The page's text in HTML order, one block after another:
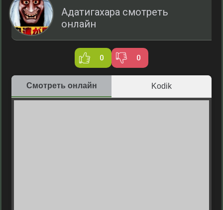
Адатигахара смотреть
онлайн
0 0
Смотреть онлайн Kodik